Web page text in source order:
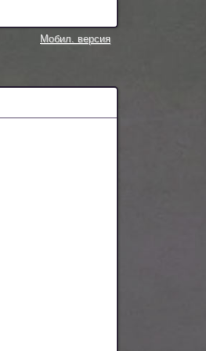
Мобил. версия